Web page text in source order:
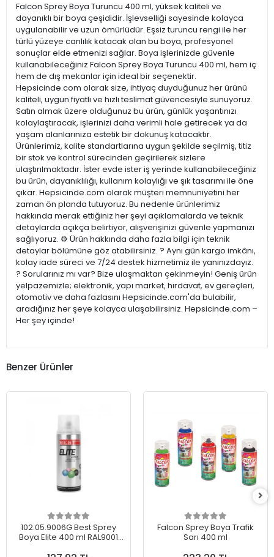
Falcon Sprey Boya Turuncu 400 ml, yüksek kaliteli ve
dayanıklı bir boya çeşididir. İşlevselliği sayesinde kolayca
uygulanabilir ve uzun ömürlüdür. Eşsiz turuncu rengi ile her
türlü yüzeye canlılık katacak olan bu boya, profesyonel
sonuçlar elde etmenizi sağlar. Boya işlerinizde güvenle
kullanabileceğiniz Falcon Sprey Boya Turuncu 400 ml, hem iç
hem de dış mekanlar için ideal bir seçenektir.
Hepsicinde.com olarak size, ihtiyaç duyduğunuz her ürünü
kaliteli, uygun fiyatlı ve hızlı teslimat güvencesiyle sunuyoruz.
Satın almak üzere olduğunuz bu ürün, günlük yaşantınızı
kolaylaştıracak, işlerinizi daha verimli hale getirecek ya da
yaşam alanlarınıza estetik bir dokunuş katacaktır.
Ürünlerimiz, kalite standartlarına uygun şekilde seçilmiş, titiz
bir stok ve kontrol sürecinden geçirilerek sizlere
ulaştırılmaktadır. İster evde ister iş yerinde kullanabileceğiniz
bu ürün, dayanıklılığı, kullanım kolaylığı ve şık tasarımı ile öne
çıkar. Hepsicinde.com olarak müşteri memnuniyetini her
zaman ön planda tutuyoruz. Bu nedenle ürünlerimiz
hakkında merak ettiğiniz her şeyi açıklamalarda ve teknik
detaylarda açıkça belirtiyor, alışverişinizi güvenle yapmanızı
sağlıyoruz. ⚙️ Ürün hakkında daha fazla bilgi için teknik
detaylar bölümüne göz atabilirsiniz. ? Aynı gün kargo imkânı,
kolay iade süreci ve 7/24 destek hizmetimiz ile yanınızdayız.
? Sorularınız mı var? Bize ulaşmaktan çekinmeyin! Geniş ürün
yelpazemizle; elektronik, yapı market, hırdavat, ev gereçleri,
otomotiv ve daha fazlasını Hepsicinde.com'da bulabilir,
aradığınız her şeye kolayca ulaşabilirsiniz. Hepsicinde.com –
Her şey içinde!
Benzer Ürünler
102.05.9006G Best Sprey
Boya Elite 400 ml RAL9001
Falcon Sprey Boya Trafik
Sarı 400 ml